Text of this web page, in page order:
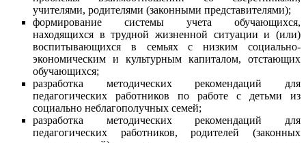
учителями, родителями (законными представителями);
формирование системы учета обучающихся,
находящихся в трудной жизненной ситуации и (или)
воспитывающихся в семьях с низким социально-
экономическим и культурным капиталом, отстающих
обучающихся;
разработка методических рекомендаций для
педагогических работников по работе с детьми из
социально неблагополучных семей;
разработка методических рекомендаций для
педагогических работников, родителей (законных